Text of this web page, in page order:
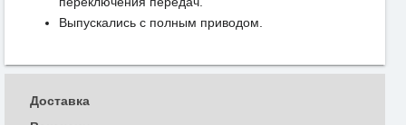
Выпускались с полным приводом.
Доставка